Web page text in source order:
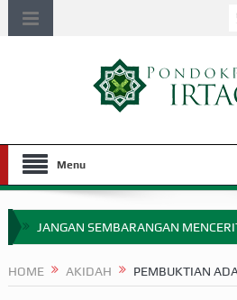
Menu
JANGAN SEMBARANGAN
HOME AKIDAH PEMBUKTIAN